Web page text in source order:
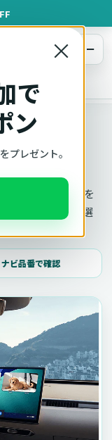
×
で
ン
プレゼント。
メニュー
認
条件、注意事項を
ナビ品番で確認